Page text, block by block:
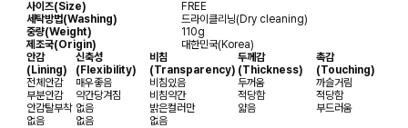
사이즈(Size)
FREE
세탁방법(Washing)
드라이클리닝(Dry cleaning)
중량(Weight)
110g
제조국(Origin)
대한민국(Korea)
안감
(Lining)
신축성
(Flexibility)
비침
(Transparency)
두께감
(Thickness)
촉감
(Touching)
전체안감
매우좋음 비침있음 두꺼움
까슬거림
부분안감
약간당겨짐 비침약간 적당함
적당함
안감탈부착 없음 밝은컬러만 얇음
부드러움
없음
없음 없음